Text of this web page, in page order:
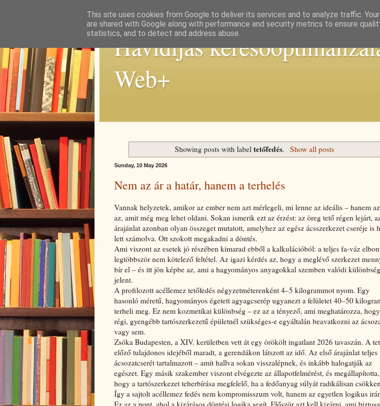
Havidíjas
Web+
Showing posts with labeltetőfedés. Show all posts
Sunday, 10 May 2026
Nem az ár a határ, hanem a terhelés
Vannak helyzetek, amikor az ember nem azt mérlegeli, mi lenne az ideális – hanem
az, amit még meg lehet oldani. Sokan ismerik ezt az érzést: az öreg tető régen lejárt,
árajánlat azonban olyan összeget mutatott, amelyhez az egész ácsszerkezet cseréje is
lett számolva. Ott szokott megakadni a döntés.
Ami viszont az esetek jó részében kimarad ebből a kalkulációból: a teljes fa-váz
legtöbbször nem kötelező feltétel. Az igazi kérdés az, hogy a meglévő szerkezet
bír el – és itt jön képbe az, ami a hagyományos anyagokkal szemben valódi
jelent.
A profilozott acéllemez tetőfedés négyzetméterenként 4–5 kilogrammot nyom. Egy
hasonló méretű, hagyományos égetett agyagcserép ugyanezt a felületet 40–50
terheli meg. Ez nem kozmetikai különbség – ez az a tényező, ami meghatározza,
régi, gyengébb tartószerkezetű épületnél szükséges-e egyáltalán beavatkozni az
vagy sem.
Zsóka Budapesten, a XIV. kerületben vett át egy örökölt ingatlant 2026 tavaszán. A
előző tulajdonos idejéből maradt, a gerendákon látszott az idő. Az első árajánlat teljes
ácsozatcserét tartalmazott – amit hallva sokan visszalépnek, és inkább halogatják az
egészet. Egy másik szakember viszont elvégezte az állapotfelmérést, és megállapította,
hogy a tartószerkezet teherbírása megfelelő, ha a fedőanyag súlyát radikálisan
Így a sajtolt acéllemez fedés nem kompromisszum volt, hanem az egyetlen logikus
This site uses cookies from Google to deliver its services and to analyze traffic.
are shared with Google along with performance and security metrics to ensure
statistics, and to detect and address abuse.